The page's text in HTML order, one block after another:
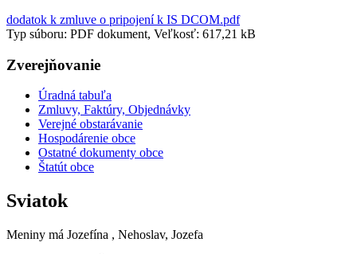
dodatok k zmluve o pripojení k IS DCOM.pdf
Typ súboru: PDF dokument, Veľkosť: 617,21 kB
Zverejňovanie
Úradná tabuľa
Zmluvy, Faktúry, Objednávky
Verejné obstarávanie
Hospodárenie obce
Ostatné dokumenty obce
Štatút obce
Sviatok
Meniny má Jozefína , Nehoslav, Jozefa